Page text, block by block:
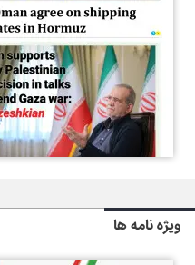
ویژه نامه ها